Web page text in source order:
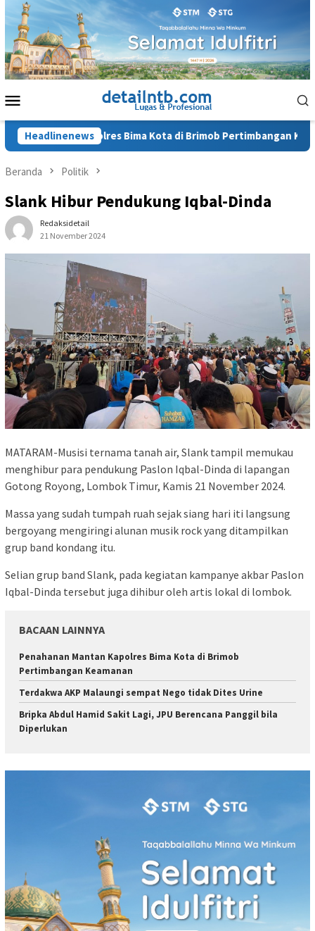
Loncat
konten
Mobile
Headlinenews
Kapolres Bima Kota di Brimob Pertimbangan Keamanan
Beranda Politik
Slank Hibur Pendukung Iqbal-Dinda
Redaksidetail
21 November 2024
MATARAM-Musisi ternama tanah air, Slank tampil memukau
menghibur para pendukung Paslon Iqbal-Dinda di lapangan
Gotong Royong, Lombok Timur, Kamis 21 November 2024.
Massa yang sudah tumpah ruah sejak siang hari iti langsung
bergoyang mengiringi alunan musik rock yang ditampilkan
grup band kondang itu.
Selian grup band Slank, pada kegiatan kampanye akbar Paslon
Iqbal-Dinda tersebut juga dihibur oleh artis lokal di lombok.
BACAAN LAINNYA
Penahanan Mantan Kapolres Bima Kota di Brimob
Pertimbangan Keamanan
Terdakwa AKP Malaungi sempat Nego tidak Dites Urine
Bripka Abdul Hamid Sakit Lagi, JPU Berencana Panggil bila
Diperlukan